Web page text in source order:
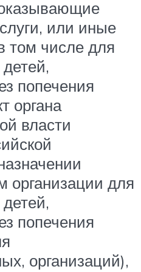
или иные
том числе для
попечения
органа
власти
организации для
попечения
организаций),